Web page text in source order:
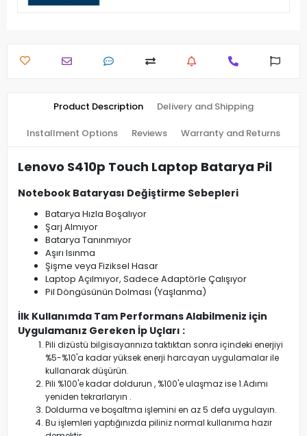
Product Description Delivery and Shipping
Installment Options Reviews Warranty and Returns
Lenovo S410p Touch Laptop Batarya Pil
Notebook Bataryası Değiştirme Sebepleri
Batarya Hızla Boşalıyor
Şarj Almıyor
Batarya Tanınmıyor
Aşırı Isınma
Şişme veya Fiziksel Hasar
Laptop Açılmıyor, Sadece Adaptörle Çalışıyor
Pil Döngüsünün Dolması (Yaşlanma)
İlk Kullanımda Tam Performans Alabilmeniz için
Uygulamanız Gereken İp Uçları :
Pili dizüstü bilgisayarınıza taktıktan sonra içindeki enerjiyi
%5-%10'a kadar yüksek enerji harcayan uygulamalar ile
kullanarak düşürün.
Pili %100'e kadar doldurun , %100'e ulaşmaz ise 1.Adımı
yeniden tekrarlaryın .
Doldurma ve boşaltma işlemini en az 5 defa uygulayın.
Bu işlemleri yaptığınızda piliniz normal kullanıma hazır